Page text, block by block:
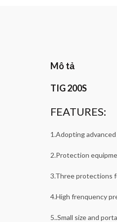
Mô tả
TIG 200S
FEATURES:
1.Adopting
2.Protection
3.Three protections
4.High frenquency
5..Small size and